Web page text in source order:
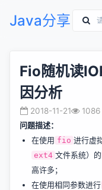
Java分享
Fio随机读
因分析
2018-11-21 1086
问题描述：
在使用 fio 进行虚
ext4 文件系统）的
高许多；
在使用相同参数进行